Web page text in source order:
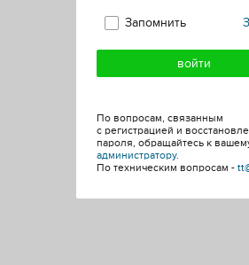
Запомнить
По вопросам, связанным
с регистрацией и
пароля, обращайтесь к
администратору.
По техническим вопросам -